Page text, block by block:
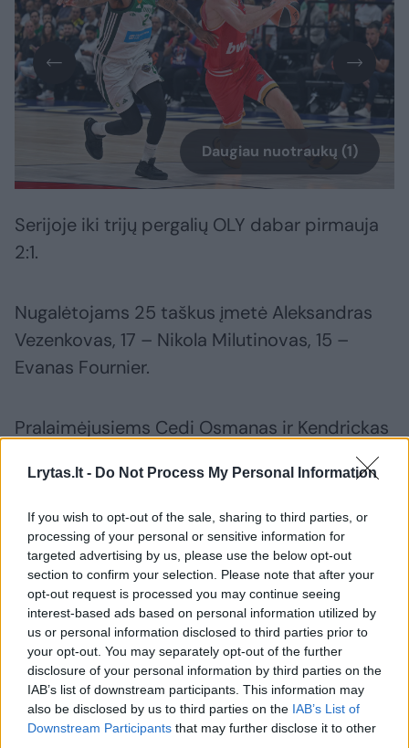
Lrytas.lt - Do Not Process My Personal Information
If you wish to opt-out of the sale, sharing to third parties, or
processing of your personal or sensitive information for
targeted advertising by us, please use the below opt-out
section to confirm your selection. Please note that after your
opt-out request is processed you may continue seeing
interest-based ads based on personal information utilized by
us or personal information disclosed to third parties prior to
your opt-out. You may separately opt-out of the further
disclosure of your personal information by third parties on the
IAB’s list of downstream participants. This information may
also be disclosed by us to third parties on the IAB’s List of
Downstream Participants that may further disclose it to other
Daugiau nuotraukų (1)
Serijoje iki trijų pergalių OLY dabar pirmauja
2:1.
Nugalėtojams 25 taškus įmetė Aleksandras
Vezenkovas, 17 – Nikola Milutinovas, 15 –
Evanas Fournier.
Pralaimėjusiems Cedi Osmanas ir Kendrickas
Kostas Sloukas.
Susiję straipsniai